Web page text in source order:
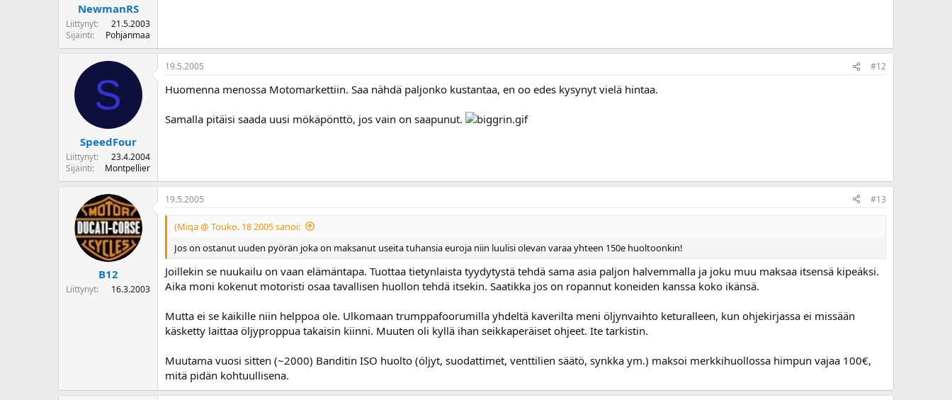
NewmanRS
Liittynyt
21.5.2003
Sijainti
Pohjanmaa
S
SpeedFour
Liittynyt
23.4.2004
Sijainti
Montpellier
19.5.2005 #12
Huomenna menossa Motomarkettiin. Saa nähdä paljonko kustantaa, en oo edes kysynyt vielä hintaa.
Samalla pitäisi saada uusi mökäpönttö, jos vain on saapunut.
B12
Liittynyt 16.3.2003
19.5.2005 #13
(Miqa @ Touko. 18 2005 sanoi:
Jos on ostanut uuden pyörän joka on maksanut useita tuhansia euroja niin luulisi olevan varaa yhteen 150e huoltoonkin!
Joillekin se nuukailu on vaan elämäntapa. Tuottaa tietynlaista tyydytystä tehdä sama asia paljon halvemmalla ja joku muu maksaa itsensä kipeäksi.
Aika moni kokenut motoristi osaa tavallisen huollon tehdä itsekin. Saatikka jos on ropannut koneiden kanssa koko ikänsä.
Mutta ei se kaikille niin helppoa ole. Ulkomaan trumppafoorumilla yhdeltä kaverilta meni öljynvaihto keturalleen, kun ohjekirjassa ei missään
käsketty laittaa öljyproppua takaisin kiinni. Muuten oli kyllä ihan seikkaperäiset ohjeet. Ite tarkistin.
Muutama vuosi sitten (~2000) Banditin ISO huolto (öljyt, suodattimet, venttilien säätö, synkka ym.) maksoi merkkihuollossa himpun vajaa 100€,
mitä pidän kohtuullisena.